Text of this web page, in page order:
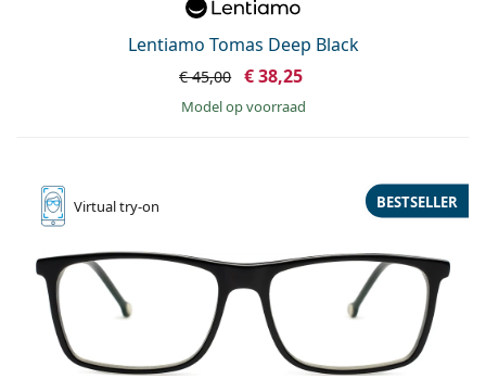
Lentiamo Tomas Deep Black
€ 45,00 € 38,25
model op voorraad
Virtualtry-on BESTSELLER